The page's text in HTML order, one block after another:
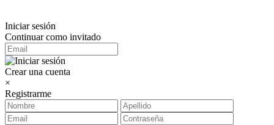
Iniciar sesión
Continuar como invitado
Crear una cuenta
×
Registrarme